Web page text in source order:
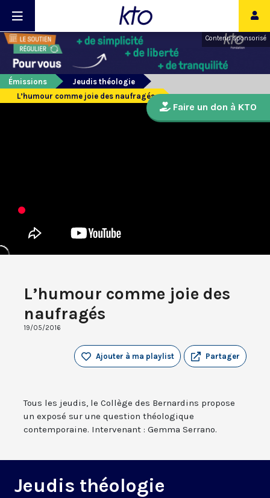
Contenu sponsorisé
Émissions
Jeudis théologie
L’humour comme joie des naufragés
L’humour comme joie des
naufragés
19/05/2016
Partager
Ajouter à ma playlist
Tous les jeudis, le Collège des Bernardins propose
un exposé sur une question théologique
contemporaine. Intervenant : Gemma Serrano.
Jeudis théologie
Faire un don à KTO